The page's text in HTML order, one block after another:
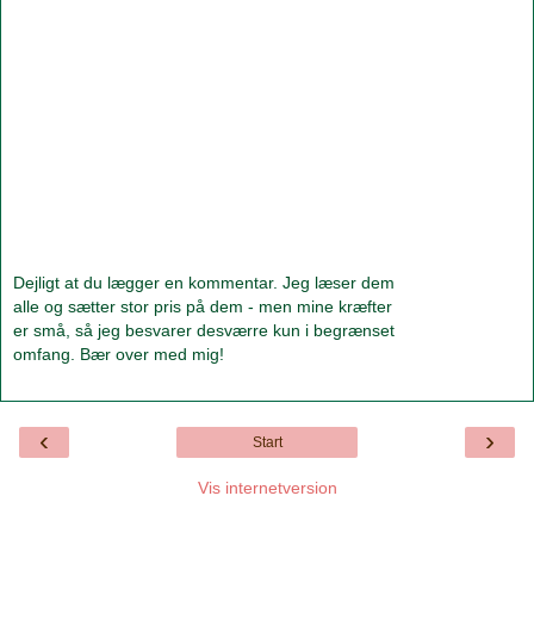
Dejligt at du lægger en kommentar. Jeg læser dem
alle og sætter stor pris på dem - men mine kræfter
er små, så jeg besvarer desværre kun i begrænset
omfang. Bær over med mig!
‹ ›
Start
Vis internetversion